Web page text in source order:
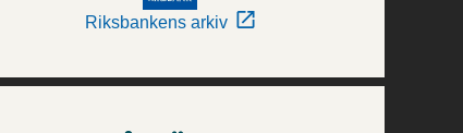
Riksbankens arkiv